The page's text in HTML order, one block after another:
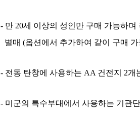
- 만 20세 이상의 성인만 구매 가능하
별매 (옵션에서 추가하여 같이 구매 가
- 전동 탄창에 사용하는 AA 건전지 2개
- 미군의 특수부대에서 사용하는 기관